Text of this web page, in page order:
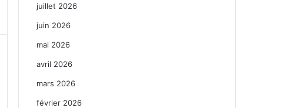
juillet 2026
juin 2026
mai 2026
avril 2026
mars 2026
février 2026